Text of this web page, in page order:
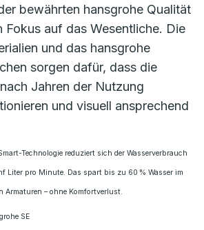
bewährten hansgrohe Qualität
Fokus auf das Wesentliche. Die
und das hansgrohe
sorgen dafür, dass die
Jahren der Nutzung
und visuell ansprechend
Technologie reduziert sich der Wasserverbrauch
Liter pro Minute. Das spart bis zu 60 % Wasser im
Armaturen – ohne Komfortverlust.
SE